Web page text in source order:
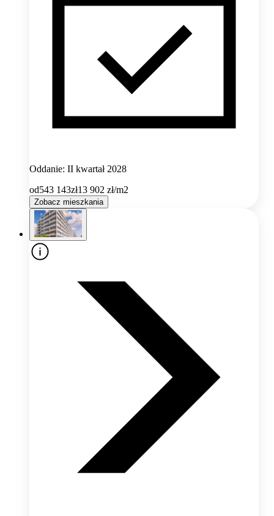
Oddanie: II kwartał 2028
od543 143zł13 902 zł/m2
Zobacz mieszkania